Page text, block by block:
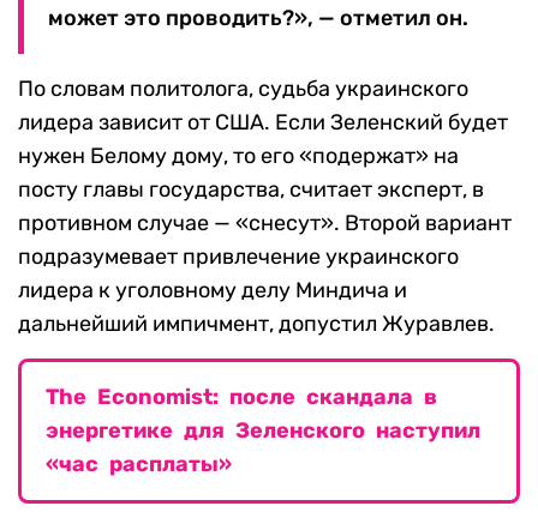
может это проводить?», — отметил он.
По словам политолога, судьба украинского
лидера зависит от США. Если Зеленский будет
нужен Белому дому, то его «подержат» на
посту главы государства, считает эксперт, в
противном случае — «снесут». Второй вариант
подразумевает привлечение украинского
лидера к уголовному делу Миндича и
дальнейший импичмент, допустил Журавлев.
The Economist: после скандала в
энергетике для Зеленского наступил
«час расплаты»